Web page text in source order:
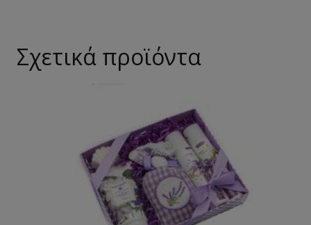
Σχετικά προϊόντα